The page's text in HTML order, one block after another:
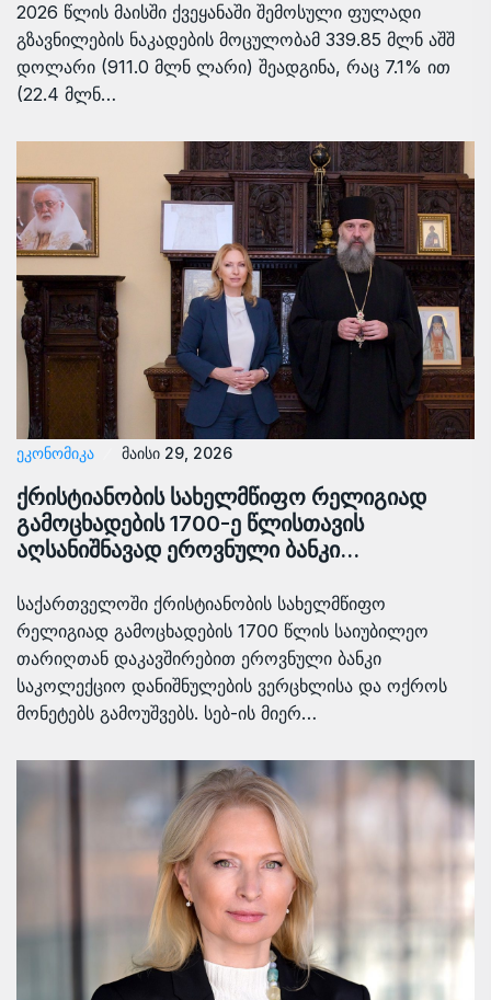
2026 წლის მაისში ქვეყანაში შემოსული ფულადი
გზავნილების ნაკადების მოცულობამ 339.85 მლნ აშშ
დოლარი (911.0 მლნ ლარი) შეადგინა, რაც 7.1% ით
(22.4 მლნ…
ᲔᲙᲝᲜᲝᲛᲘᲙᲐ მაისი 29, 2026
ქრისტიანობის სახელმწიფო რელიგიად
გამოცხადების 1700-ე წლისთავის
აღსანიშნავად ეროვნული ბანკი…
საქართველოში ქრისტიანობის სახელმწიფო
რელიგიად გამოცხადების 1700 წლის საიუბილეო
თარიღთან დაკავშირებით ეროვნული ბანკი
საკოლექციო დანიშნულების ვერცხლისა და ოქროს
მონეტებს გამოუშვებს. სებ-ის მიერ…